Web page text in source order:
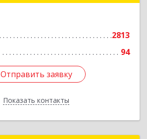
2813
94
Отправить заявку
Показать контакты
Отправить заявку
Назад